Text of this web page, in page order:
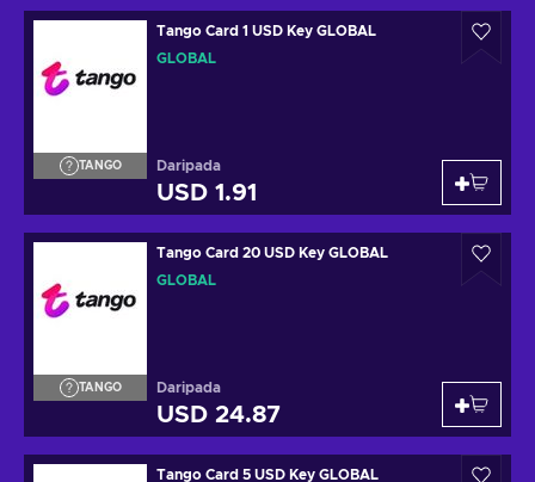
TANGO
Tango Card 1 USD Key GLOBAL
GLOBAL
Daripada
USD 1.91
TANGO
Tango Card 20 USD Key GLOBAL
GLOBAL
Daripada
USD 24.87
Tango Card 5 USD Key GLOBAL